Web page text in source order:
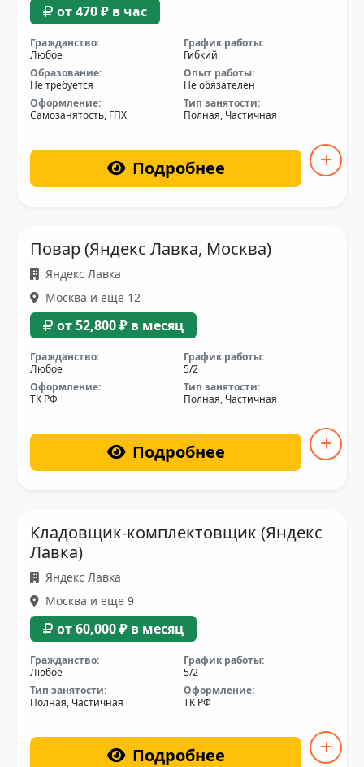
от 470 ₽ в час
Гражданство:
Любое
График работы:
Гибкий
Образование:
Не требуется
Опыт работы:
Не обязателен
Оформление:
Самозанятость, ГПХ
Тип занятости:
Полная, Частичная
Подробнее
Повар (Яндекс Лавка, Москва)
Яндекс Лавка
Москва и еще 12
от 52,800 ₽ в месяц
Гражданство:
Любое
График работы:
5/2
Оформление:
ТК РФ
Тип занятости:
Полная, Частичная
Подробнее
Кладовщик-комплектовщик (Яндекс
Лавка)
Яндекс Лавка
Москва и еще 9
от 60,000 ₽ в месяц
Гражданство:
Любое
График работы:
5/2
Тип занятости:
Полная, Частичная
Оформление:
ТК РФ
Подробнее